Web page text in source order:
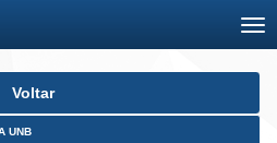
Voltar
UNB